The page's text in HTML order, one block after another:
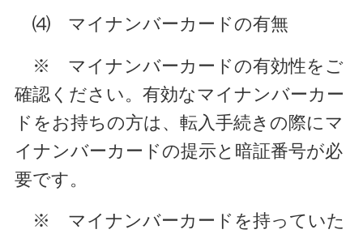
⑷ マイナンバーカードの有無
※ マイナンバーカードの有効性をご
確認ください。 有効なマイナンバーカー
ドをお持ちの方は、転入手続きの際にマ
イナンバーカードの提示と暗証番号が必
要です。
※ マイナンバーカードを持っていた